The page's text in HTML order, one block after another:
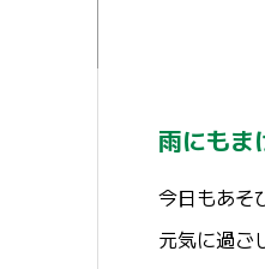
雨にもま
今日もあそ
元気に過ご